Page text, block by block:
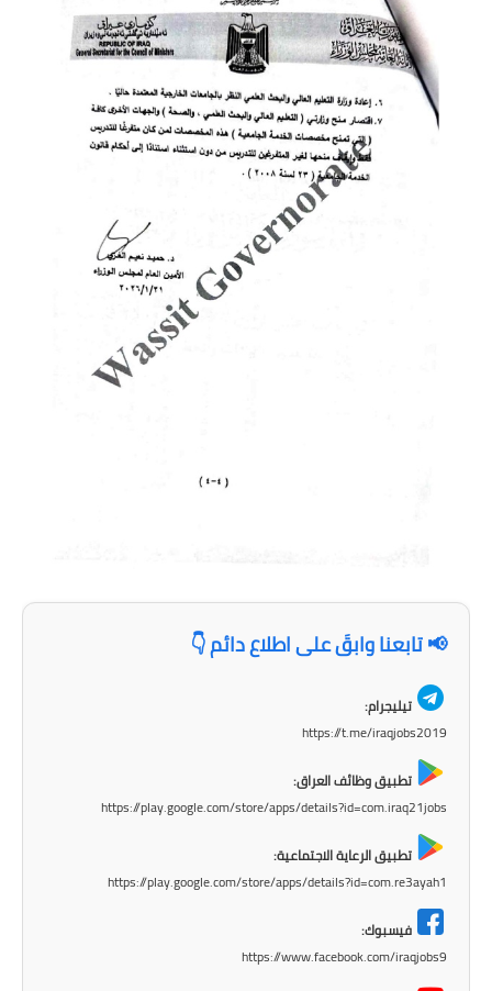
📢 تابعنا وابقَ على اطلاع دائم 👇
تيليجرام:
https://t.me/iraqjobs2019
تطبيق وظائف العراق:
https://play.google.com/store/apps/details?id=com.iraq21jobs
تطبيق الرعاية الاجتماعية:
https://play.google.com/store/apps/details?id=com.re3ayah1
فيسبوك:
https://www.facebook.com/iraqjobs9